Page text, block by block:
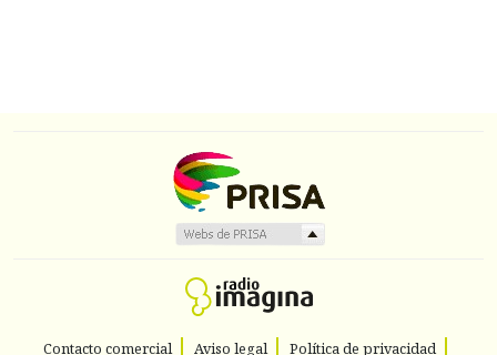
Contacto comercial Aviso legal Política de privacidad